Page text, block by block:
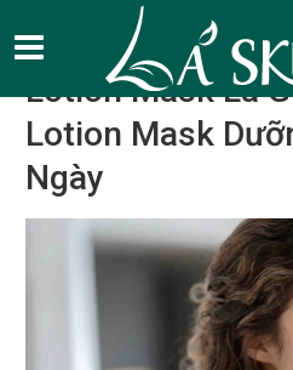
Kinh nghiệm, bí quyết làm đẹp
Lotion Mask Là
Lotion Mask
Ngày